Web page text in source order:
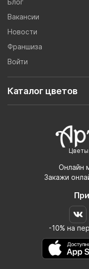
Цветы
Онлайн
Закажи
-10% на
Блог
Вакансии
Новости
Франшиза
Войти
Каталог цветов